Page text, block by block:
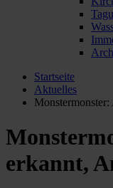
Startseite
Aktuelles
erkannt,